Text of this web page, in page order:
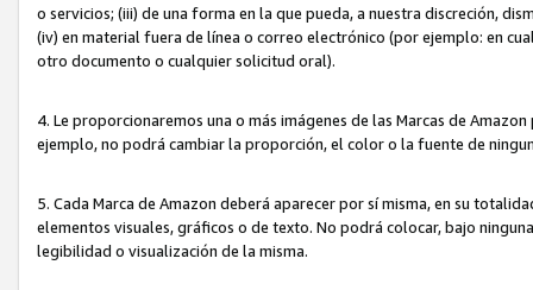
o servicios; (iii) de una forma en la que pueda, a nuestra discreción,
(iv) en material fuera de línea o correo electrónico (por ejemplo: en
otro documento o cualquier solicitud oral).
4. Le proporcionaremos una o más imágenes de las Marcas de
ejemplo, no podrá cambiar la proporción, el color o la fuente de
5. Cada Marca de Amazon deberá aparecer por sí misma, en su
elementos visuales, gráficos o de texto. No podrá colocar, bajo
legibilidad o visualización de la misma.